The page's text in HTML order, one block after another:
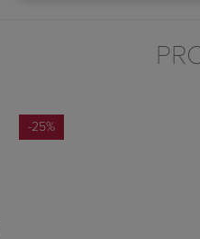
-25%